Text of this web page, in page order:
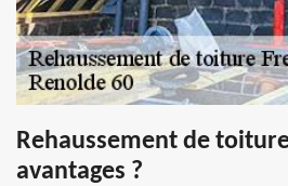
Rehaussement de
avantages ?